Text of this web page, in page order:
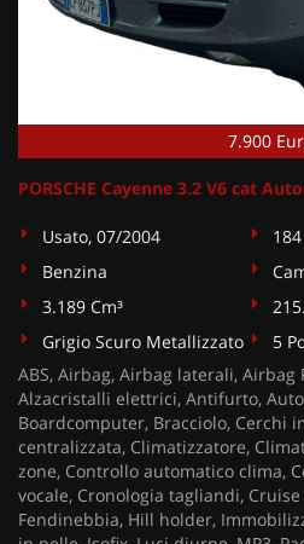
7.900
PORSCHE Cayenne 3.2 V6 cat
Usato, 07/2004
Benzina
3.189 Cm³
Grigio Scuro Metallizzato
5
ABS, Airbag, Airbag laterali, Airbag
Alzacristalli elettrici, Antifurto,
Boardcomputer, Bracciolo, Cerchi
centralizzata, Climatizzatore,
zone, Controllo automatico clima,
vocale, Cronologia tagliandi, Cruise
Fendinebbia, Hill holder,